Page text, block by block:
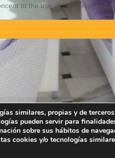
to the use of my personal
Copyright © 2025 Property
similares, propias y de
pueden servir para
sobre sus hábitos de
cookies y/o tecnologías